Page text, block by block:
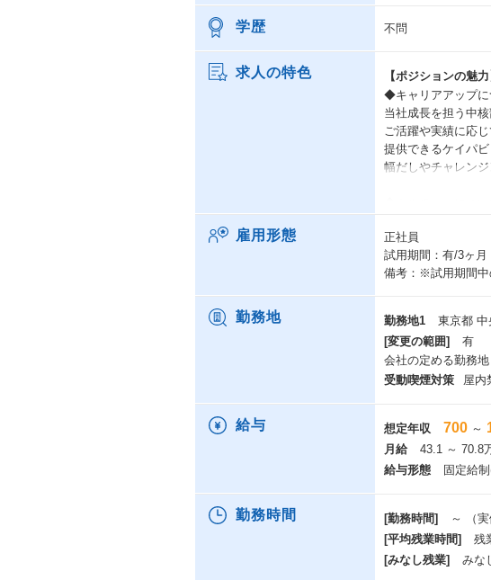
学歴 不問
求人の特色
【ポジションの魅力
◆キャリアアップに
当社成長を担う中
ご活躍や実績に応
提供できるケイパ
幅だしやチャレンジ
迎・支援する文化が
新卒からベテラン
ています。
働き方
雇用形態
正社員
試用期間：有/3ヶ月
備考：※試用期間中
勤務地 勤務地1
東京都
[変更の範囲]
有
会社の定める勤務地
受動喫煙対策
屋内
給与 想定年収 700 ～
月給
43.1 ～ 70.8
給与形態
固定給
勤務時間 [勤務時間]
～ （
[平均残業時間]
残
[みなし残業]
みな